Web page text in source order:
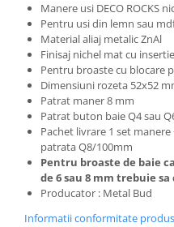
Manere usi DECO ROCKS
Pentru usi din lemn sau
Material aliaj metalic ZnAl
Finisaj nichel mat cu
Pentru broastecu blocare
Dimensiuni rozeta 52x52
Patrat maner 8 mm
Patrat buton baie Q4 sau
Pachet livrare 1 set
patrata Q8/100mm
Pentru broaste de baie
de 6 sau 8 mm trebuie sa
Producator : Metal Bud
Informatii conformitate produs